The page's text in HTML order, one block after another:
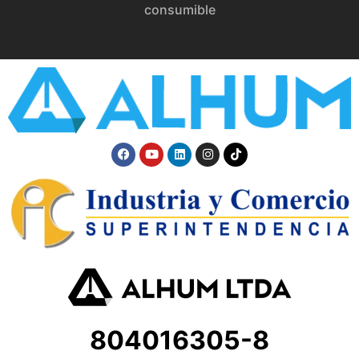
consumible
804016305-8